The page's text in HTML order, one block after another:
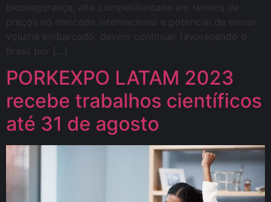
biossegurança, alta competitividade em termos de
preços no mercado internacional e potencial de elevar
volume embarcado, devem continuar favorecendo o
Brasil por […]
PORKEXPO LATAM 2023
recebe trabalhos científicos
até 31 de agosto